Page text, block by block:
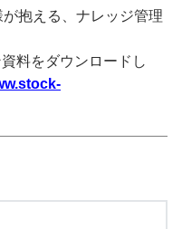
抱える、ナレッジ管理
料をダウンロードし